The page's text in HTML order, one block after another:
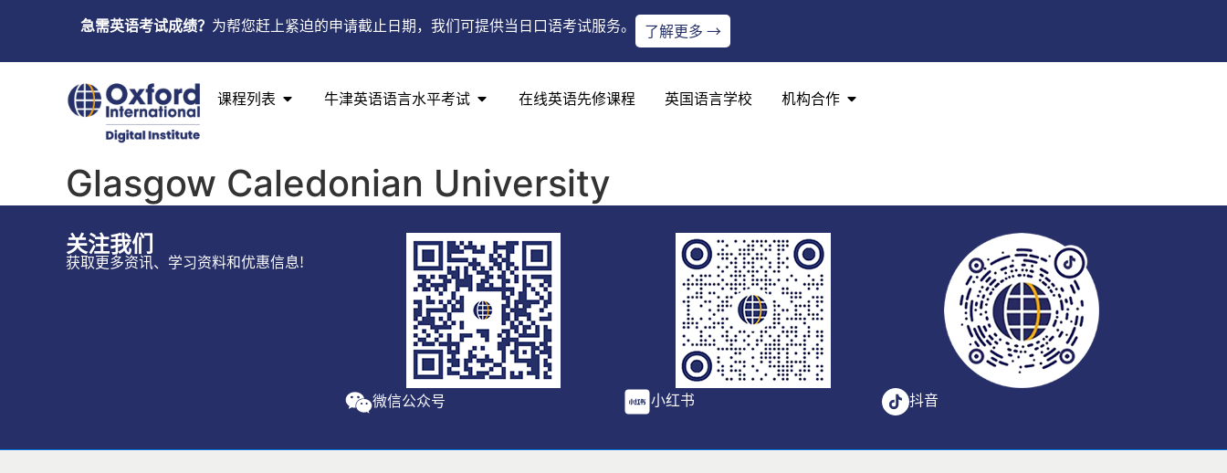
急需英语考试成绩？ 为帮您赶上紧迫的申请截止日期，我们可提供当日口语考试服务。 了解更多 →
课程列表 牛津英语语言水平考试 在线英语先修课程 英国语言学校 机构合作
Glasgow Caledonian University
关注我们
获取更多资讯、学习资料和优惠信息!
微信公众号 小红书 抖音